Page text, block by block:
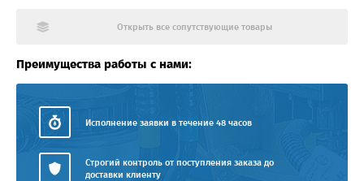
Открыть все сопутствующие товары
Преимущества работы с нами:
Исполнение заявки в течение 48 часов
Строгий контроль от поступления заказа до
доставки клиенту